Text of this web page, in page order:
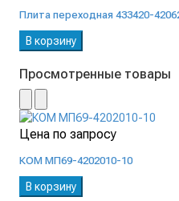
Плита переходная 433420-
В корзину
Просмотренные товары
Цена по запросу
КОМ МП69-4202010-10
В корзину